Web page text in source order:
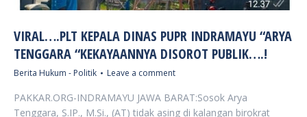
VIRAL….PLT KEPALA DINAS PUPR INDRAMAYU “ARYA
TENGGARA “KEKAYAANNYA DISOROT PUBLIK….!
Berita Hukum - Politik Leave a comment
PAKKAR.ORG-INDRAMAYU JAWA BARAT:Sosok Arya
Tenggara, S.IP., M.Si., (AT) tidak asing di kalangan birokrat